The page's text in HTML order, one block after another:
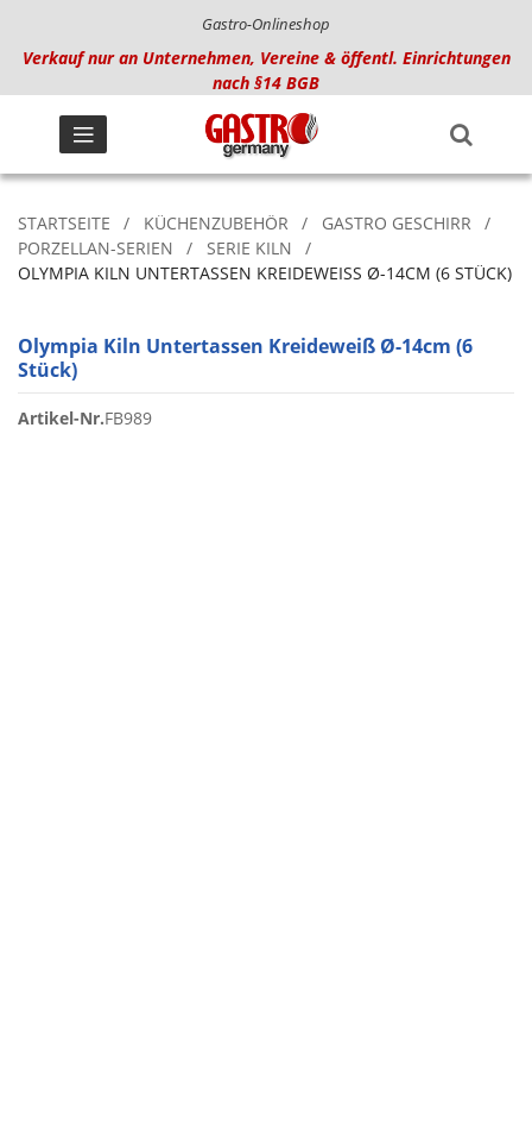
Gastro-Onlineshop
Verkauf nur an Unternehmen, Vereine & öffentl. Einrichtungen
nach §14 BGB
STARTSEITE KÜCHENZUBEHÖR
GASTRO GESCHIRR
PORZELLAN-SERIEN
SERIE KILN
OLYMPIA KILN UNTERTASSEN KREIDEWEISS Ø-14CM (6 STÜCK)
Olympia Kiln Untertassen Kreideweiß Ø-14cm (6
Stück)
Artikel-Nr.FB989